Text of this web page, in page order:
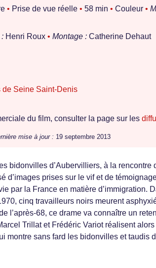
• Prise de vue réelle • 58 min • Couleur •
: Henri Roux • Montage : Catherine Dehaut
Seine Saint-Denis
du film, consulter la page sur les
mise à jour : 19 septembre 2013
bidonvilles d’Aubervilliers, à la rencontre
d’images prises sur le vif et de
par la France en matière d’immigration.
cinq travailleurs noirs meurent
l’après-68, ce drame va connaître un
Trillat et Frédéric Variot réalisent
montre sans fard les bidonvilles et taudis